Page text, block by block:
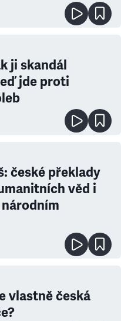
ji skandál
jde proti
české překlady
věd i
vlastně česká